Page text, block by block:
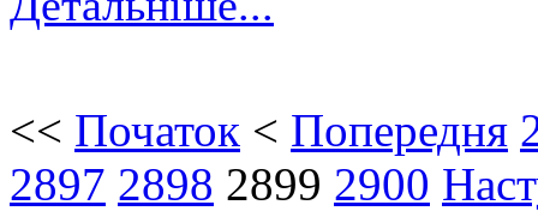
<< Початок < Попередня
2897 2898 2899 2900